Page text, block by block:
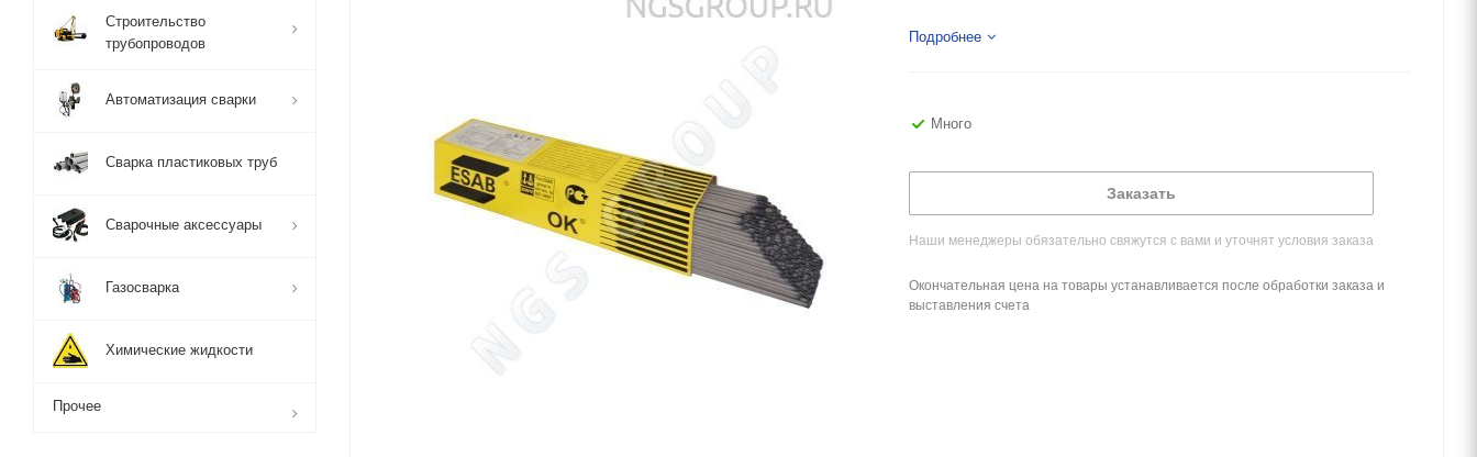
Подробнее
Много
Заказать
Наши менеджеры обязательно свяжутся с вами и уточнят условия заказа
Окончательная цена на товары устанавливается после обработки заказа и
выставления счета
Строительство
трубопроводов
Автоматизация сварки
Сварка пластиковых труб
Сварочные аксессуары
Газосварка
Химические жидкости
Прочее